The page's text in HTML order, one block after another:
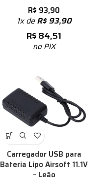
R$ 93,90
1x deR$93,90
R$84,51
no PIX
Carregador USB para
Bateria Lipo Airsoft 11.1V
– Leão